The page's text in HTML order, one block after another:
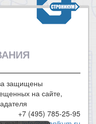
защищены
на сайте,
+7 (495) 785-25-95